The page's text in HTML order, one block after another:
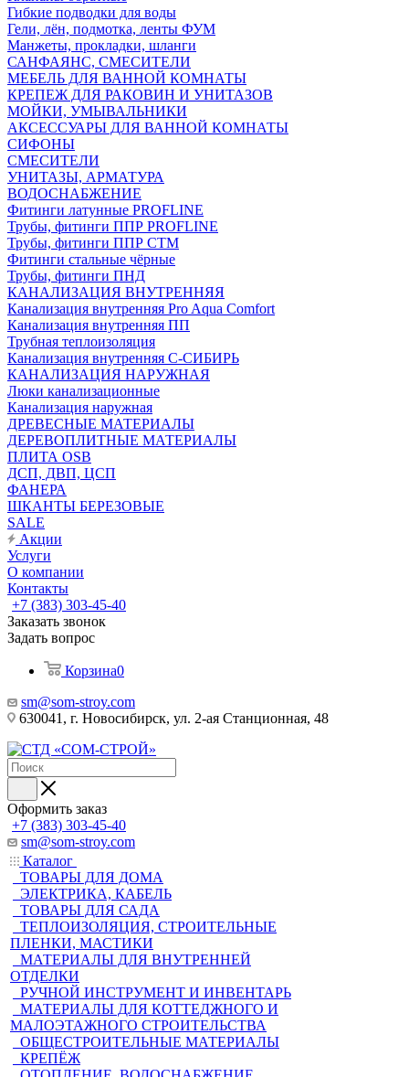
Гибкие подводки для воды
Гели, лён, подмотка, ленты ФУМ
Манжеты, прокладки, шланги
САНФАЯНС, СМЕСИТЕЛИ
МЕБЕЛЬ ДЛЯ ВАННОЙ КОМНАТЫ
КРЕПЕЖ ДЛЯ РАКОВИН И УНИТАЗОВ
МОЙКИ, УМЫВАЛЬНИКИ
АКСЕССУАРЫ ДЛЯ ВАННОЙ КОМНАТЫ
СИФОНЫ
СМЕСИТЕЛИ
УНИТАЗЫ, АРМАТУРА
ВОДОСНАБЖЕНИЕ
Фитинги латунные PROFLINE
Трубы, фитинги ППР PROFLINE
Трубы, фитинги ППР СТМ
Фитинги стальные чёрные
Трубы, фитинги ПНД
КАНАЛИЗАЦИЯ ВНУТРЕННЯЯ
Канализация внутренняя Pro Aqua Comfort
Канализация внутренняя ПП
Трубная теплоизоляция
Канализация внутренняя С-СИБИРЬ
КАНАЛИЗАЦИЯ НАРУЖНАЯ
Люки канализационные
Канализация наружная
ДРЕВЕСНЫЕ МАТЕРИАЛЫ
ДЕРЕВОПЛИТНЫЕ МАТЕРИАЛЫ
ПЛИТА OSB
ДСП, ДВП, ЦСП
ФАНЕРА
ШКАНТЫ БЕРЕЗОВЫЕ
SALE
Акции
Услуги
О компании
Контакты
+7 (383) 303-45-40
Заказать звонок
Задать вопрос
Корзина0
sm@som-stroy.com
630041, г. Новосибирск, ул. 2-ая Станционная, 48
Оформить заказ
+7 (383) 303-45-40
sm@som-stroy.com
Каталог
ТОВАРЫ ДЛЯ ДОМА
ЭЛЕКТРИКА, КАБЕЛЬ
ТОВАРЫ ДЛЯ САДА
ТЕПЛОИЗОЛЯЦИЯ, СТРОИТЕЛЬНЫЕ
ПЛЕНКИ, МАСТИКИ
МАТЕРИАЛЫ ДЛЯ ВНУТРЕННЕЙ
ОТДЕЛКИ
РУЧНОЙ ИНСТРУМЕНТ И ИНВЕНТАРЬ
МАТЕРИАЛЫ ДЛЯ КОТТЕДЖНОГО И
МАЛОЭТАЖНОГО СТРОИТЕЛЬСТВА
ОБЩЕСТРОИТЕЛЬНЫЕ МАТЕРИАЛЫ
КРЕПЁЖ